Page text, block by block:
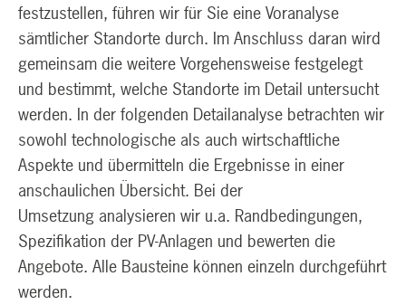
festzustellen, führen wir für Sie eine Voranalyse
sämtlicher Standorte durch. Im Anschluss daran wird
gemeinsam die weitere Vorgehensweise festgelegt
und bestimmt, welche Standorte im Detail untersucht
werden. In der folgenden Detailanalyse betrachten wir
sowohl technologische als auch wirtschaftliche
Aspekte und übermitteln die Ergebnisse in einer
anschaulichen Übersicht. Bei der
Umsetzung analysieren wir u.a. Randbedingungen,
Spezifikation der PV-Anlagen und bewerten die
Angebote. Alle Bausteine können einzeln durchgeführt
werden.